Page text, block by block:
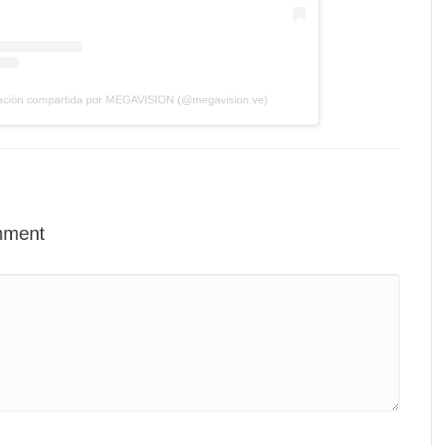
compartida por MEGAVISION (@megavision.ve)